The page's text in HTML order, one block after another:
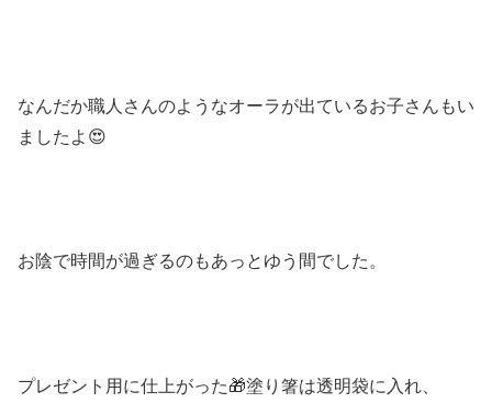
なんだか職人さんのようなオーラが出ているお子さんもい
ましたよ 😍
お陰で時間が過ぎるのもあっとゆう間でした。
プレゼント用に仕上がった🎁塗り箸は透明袋に入れ、